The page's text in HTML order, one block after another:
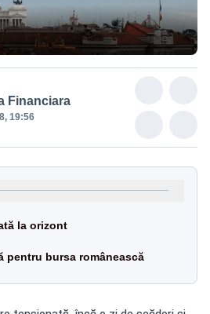
Financiara
19:56
la orizont
pentru bursa românească